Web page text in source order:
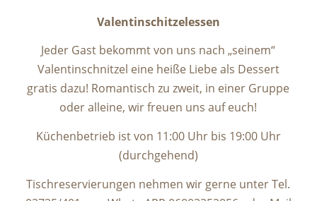
Valentinschitzelessen
Jeder Gast bekommt von uns nach „seinem“
Valentinschnitzel eine heiße Liebe als Dessert
gratis dazu! Romantisch zu zweit, in einer Gruppe
oder alleine, wir freuen uns auf euch!
Küchenbetrieb ist von 11:00 Uhr bis 19:00 Uhr
(durchgehend)
Tischreservierungen nehmen wir gerne unter Tel.